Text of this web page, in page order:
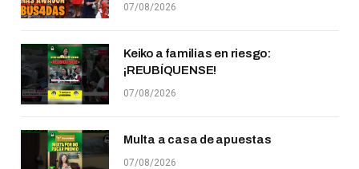
07/08/2026
Keiko a familias en riesgo:
¡REUBÍQUENSE!
07/08/2026
Multa a casa de apuestas
07/08/2026